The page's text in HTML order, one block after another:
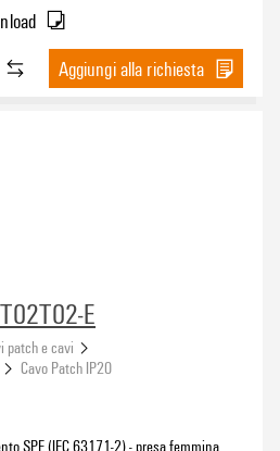
Aggiungi alla richiesta
E
patch e cavi
Cavo Patch IP20
SPE (IEC 63171-2) - presa femmina